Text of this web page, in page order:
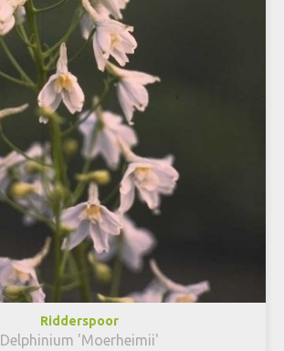
Ridderspoor
Delphinium 'Moerheimii'